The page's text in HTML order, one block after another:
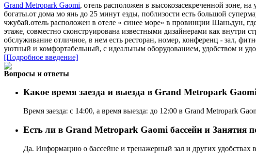
Grand Metropark Gaomi, отель расположен в высокозасекреченной зоне,
богаты.от дома мо янь до 25 минут езды, поблизости есть большой
чжубай.отель расположен в отеле « синее море» в провинции Шаньдун,
этаже, совместно сконструирована известными дизайнерами как внутри
обслуживание отличное, в нем есть ресторан, номер, конференц - зал,
уютный и комфортабельный, с идеальным оборудованием, удобством и
[Подробное введение]
Вопросы и ответы
Какое время заезда и выезда в Grand Metropark
Время заезда: с 14:00, а время выезда: до 12:00 в Grand Metropark
Есть ли в Grand Metropark Gaomi бассейн и Занятия
Да. Информацию о бассейне и тренажерный зал и других удобствах